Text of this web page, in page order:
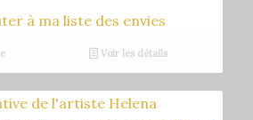
à ma liste des envies
Voir les détails